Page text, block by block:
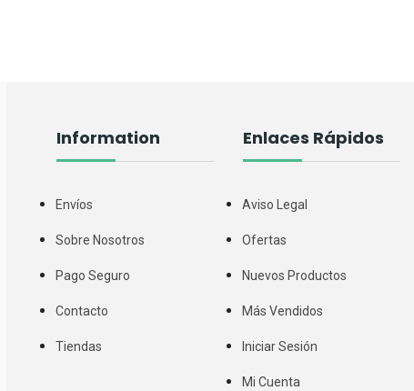
Information
Envíos
Sobre Nosotros
Pago Seguro
Contacto
Tiendas
Enlaces Rápidos
Aviso Legal
Ofertas
Nuevos Productos
Más Vendidos
Iniciar Sesión
Mi Cuenta